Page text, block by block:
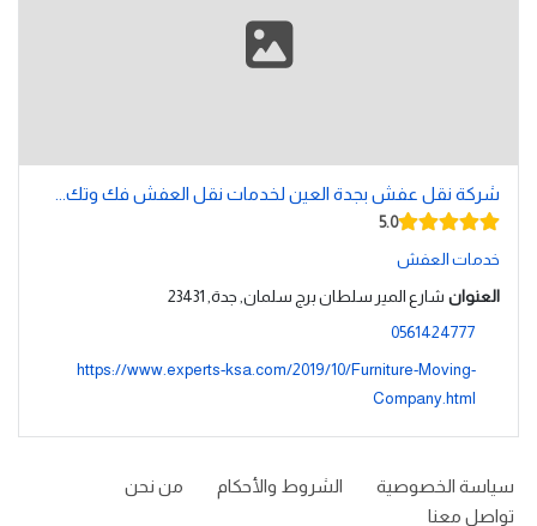
شركة نقل عفش بجدة العين لخدمات نقل العفش فك وتك...
5.0
خدمات العفش
العنوان شارع المير سلطان برج سلمان, جدة, 23431
0561424777
https://www.experts-ksa.com/2019/10/Furniture-Moving-
Company.html
سياسة الخصوصية الشروط والأحكام
من نحن
تواصل معنا